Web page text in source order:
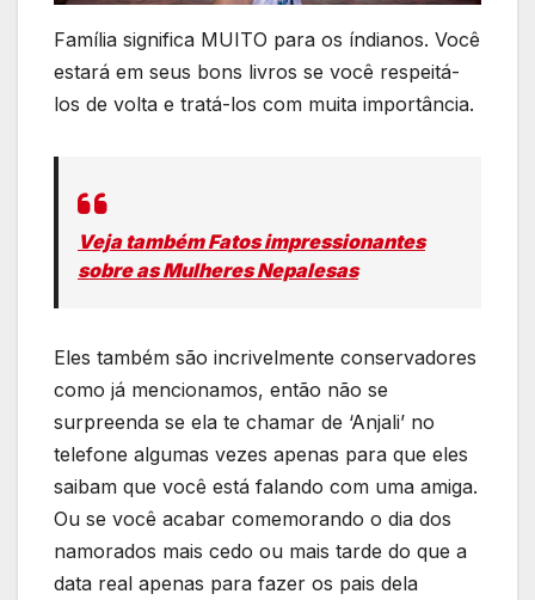
Família significa MUITO para os índianos. Você
estará em seus bons livros se você respeitá-
los de volta e tratá-los com muita importância.
Veja também Fatos impressionantes
sobre as Mulheres Nepalesas
Eles também são incrivelmente conservadores
como já mencionamos, então não se
surpreenda se ela te chamar de ‘Anjali’ no
telefone algumas vezes apenas para que eles
saibam que você está falando com uma amiga.
Ou se você acabar comemorando o dia dos
namorados mais cedo ou mais tarde do que a
data real apenas para fazer os pais dela